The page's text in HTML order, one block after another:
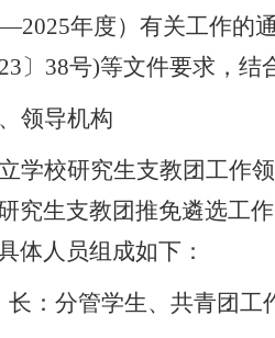
—2025年度）有关工作的
〕 38号)等文件要求，结
领导机构
学校研究生支教团工作
究生支教团推免遴选工
体人员组成如下：
长：分管学生、共青团工